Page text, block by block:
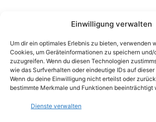
Einwilligung verwalten
Um dir ein optimales Erlebnis zu bieten, verwenden
Cookies, um Geräteinformationen zu speichern und/
zuzugreifen. Wenn du diesen Technologien
wie das Surfverhalten oder eindeutige IDs auf
Wenn du deine Einwilligung nicht erteilst oder
bestimmte Merkmale und Funktionen beeinträchtigt
Dienste verwalten
CITATION: “Sea level rise drives carbon
Olander and Carolyn Currin. PLOS
DOI: 10.1371/journal.pclm.0000044
This article originally appeared inDuke